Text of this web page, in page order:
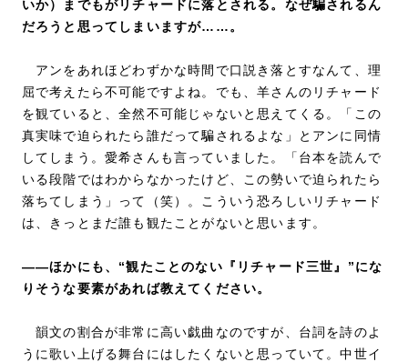
いか）までもがリチャードに落とされる。なぜ騙されるん
だろうと思ってしまいますが……。
アンをあれほどわずかな時間で口説き落とすなんて、理
屈で考えたら不可能ですよね。でも、羊さんのリチャード
を観ていると、全然不可能じゃないと思えてくる。「この
真実味で迫られたら誰だって騙されるよな」とアンに同情
してしまう。愛希さんも言っていました。「台本を読んで
いる段階ではわからなかったけど、この勢いで迫られたら
落ちてしまう」って（笑）。こういう恐ろしいリチャード
は、きっとまだ誰も観たことがないと思います。
――ほかにも、“観たことのない『リチャード三世』”にな
りそうな要素があれば教えてください。
韻文の割合が非常に高い戯曲なのですが、台詞を詩のよ
うに歌い上げる舞台にはしたくないと思っていて。中世イ